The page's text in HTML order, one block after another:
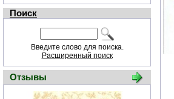
Поиск
Введите слово для поиска.
Расширенный поиск
Отзывы